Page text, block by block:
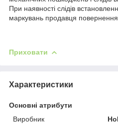
При наявності слідів
маркувань продавця
Приховати
Характеристики
Основні атрибути
Виробник